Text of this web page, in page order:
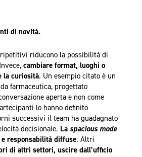
di novità.
riducono la possibilità di
cambiare format, luoghi o
la curiosità. Un esempio citato è un
farmaceutica, progettato
aperta e non come
lo hanno definito
successivi il team ha guadagnato
decisionale. La spacious mode
responsabilità diffuse. Altri
di altri settori, uscire dall’ufficio